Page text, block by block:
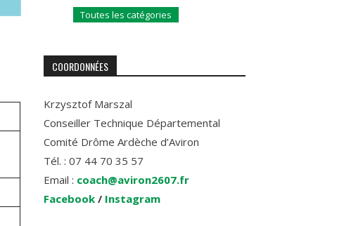
Toutes les catégories
COORDONNÉES
Krzysztof Marszal
Conseiller Technique Départemental
Comité Drôme Ardèche d’Aviron
Tél. : 07 44 70 35 57
Email : coach@aviron2607.fr
Facebook/ Instagram